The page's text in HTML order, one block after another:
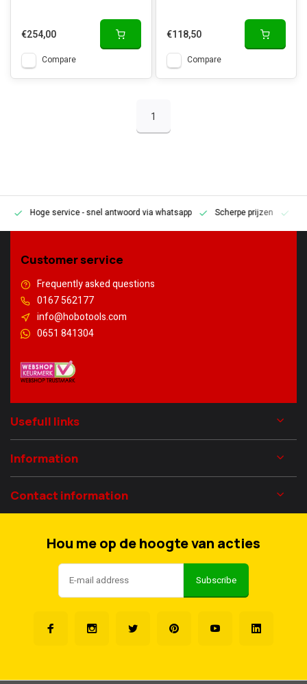
€254,00
Compare
€118,50
Compare
1
Hoge service- snel antwoord via whatsapp Scherpe prijzen
Customer service
Frequently asked questions
0167 562177
info@hobotools.com
0651 841304
Usefull links
Information
Contact information
Hou me op de hoogte van acties
Subscribe